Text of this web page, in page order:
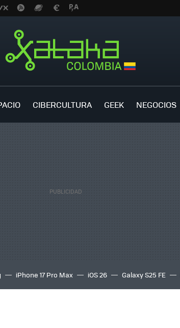
CIBERCULTURA GEEK NEGOCIOS
iPhone 17 Pro Max iOS 26 Galaxy S25 FE